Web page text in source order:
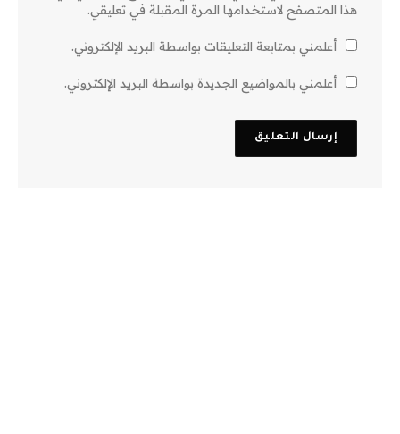
هذا المتصفح لاستخدامها المرة المقبلة في تعليقي.
أعلمني بمتابعة التعليقات بواسطة البريد الإلكتروني.
أعلمني بالمواضيع الجديدة بواسطة البريد الإلكتروني.